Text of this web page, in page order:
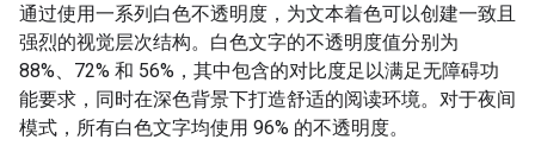
通过使用一系列白色不透明度，为文本着色可以创建一致且
强烈的视觉层次结构。白色文字的不透明度值分别为
88%、72% 和 56%，其中包含的对比度足以满足无障碍功
能要求，同时在深色背景下打造舒适的阅读环境。对于夜间
模式，所有白色文字均使用 96% 的不透明度。